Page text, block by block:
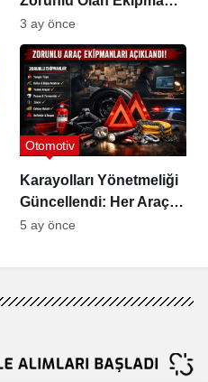
Listesi Genişletildi
3 ay önce
Karayolları Yönetmeliği
Güncellendi: Her Araçta
Bulunması Zorunlu
Otomotiv
5 ay önce